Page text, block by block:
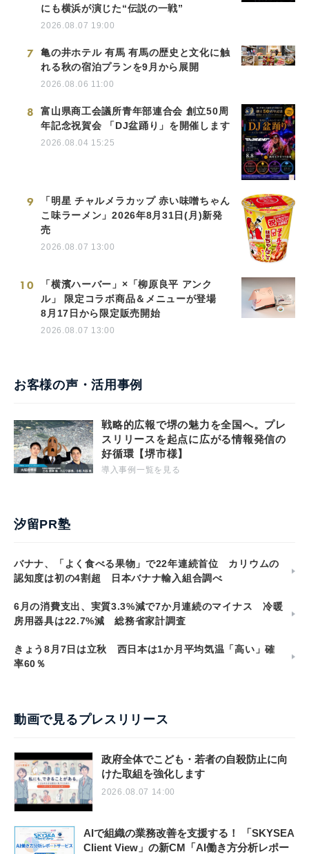
にも横浜が演じた“伝説の一戦”
2026.08.07 19:00
7
亀の井ホテル 有馬 有馬の歴史と文化に触
れる秋の宿泊プランを9月から展開
2026.08.06 11:00
8
富山県商工会議所青年部連合会 創立50周
年記念祝賀会 「DJ盆踊り」を開催します
2026.08.04 15:25
9
「明星 チャルメラカップ 赤い味噌ちゃん
こ味ラーメン」2026年8月31日(月)新発
売
2026.08.07 13:00
10
「横濱ハーバー」×「柳原良平 アンク
ル」 限定コラボ商品＆メニューが登場
8月17日から限定販売開始
2026.08.07 13:00
お客様の声・活用事例
戦略的広報で堺の魅力を全国へ。プレ
スリリースを起点に広がる情報発信の
好循環【堺市様】
導入事例一覧を見る
汐留PR塾
バナナ、「よく食べる果物」で22年連続首位 カリウムの
認知度は初の4割超 日本バナナ輸入組合調べ
6月の消費支出、実質3.3%減で7か月連続のマイナス 冷暖
房用器具は22.7%減 総務省家計調査
きょう8月7日は立秋 西日本は1か月平均気温「高い」確
率60％
動画で見るプレスリリース
政府全体でこども・若者の自殺防止に向
けた取組を強化します
2026.08.07 14:00
AIで組織の業務改善を支援する！ 「SKYSEA
Client View」の新CM「AI働き方分析レポー